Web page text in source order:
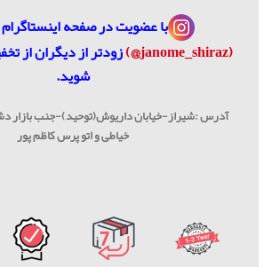
با عضویت درصفحه
(janome_shiraz@)
زودتر از دیگران از
شوید.
آدرس :شیراز-خیابان داریوش(توحید)-جنب بازار
خیاطی و اتو پرس کاظم پور